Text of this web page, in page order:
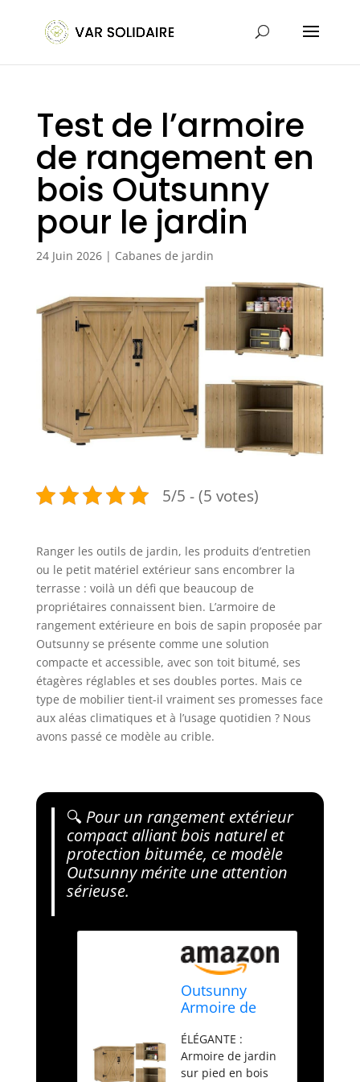
Test de l’armoire
de rangement en
bois Outsunny
pour le jardin
24 Juin 2026| Cabanes de jardin
5/5 - (5 votes)
Ranger les outils de jardin, les produits d’entretien
ou le petit matériel extérieur sans encombrer la
terrasse : voilà un défi que beaucoup de
propriétaires connaissent bien. L’armoire de
rangement extérieure en bois de sapin proposée par
Outsunny se présente comme une solution
compacte et accessible, avec son toit bitumé, ses
étagères réglables et ses doubles portes. Mais ce
type de mobilier tient-il vraiment ses promesses face
aux aléas climatiques et à l’usage quotidien ? Nous
avons passé ce modèle au crible.
🔍 Pour un rangement extérieur
compact alliant bois naturel et
protection bitumée, ce modèle
Outsunny mérite une attention
sérieuse.
Outsunny
Armoire de
pour Le Jardin
77,5L x 88l x
83/90H cm
ÉLÉGANTE :
Armoire de jardin
sur pied en bois